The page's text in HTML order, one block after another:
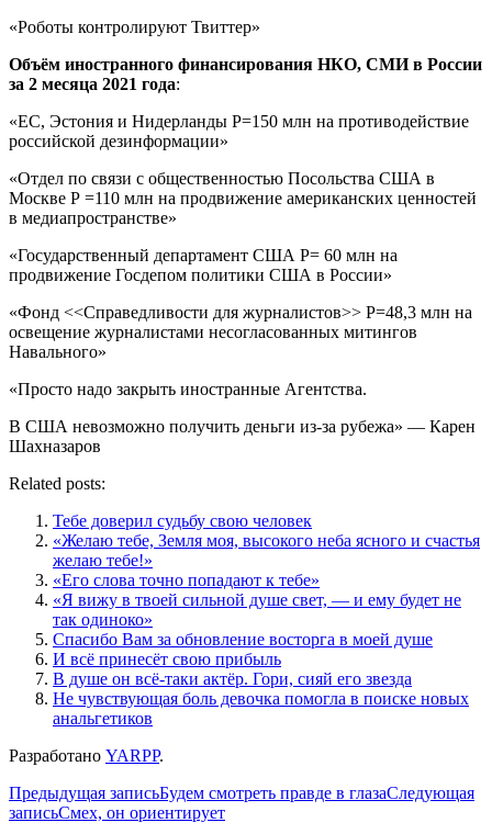
«Роботы контролируют Твиттер»
Объём иностранного финансирования НКО, СМИ в России
за 2 месяца 2021 года:
«ЕС, Эстония и Нидерланды Р=150 млн на противодействие
российской дезинформации»
«Отдел по связи с общественностью Посольства США в
Москве Р =110 млн на продвижение американских ценностей
в медиапространстве»
«Государственный департамент США Р= 60 млн на
продвижение Госдепом политики США в России»
«Фонд <<Справедливости для журналистов>> Р=48,3 млн на
освещение журналистами несогласованных митингов
Навального»
«Просто надо закрыть иностранные Агентства.
В США невозможно получить деньги из-за рубежа» — Карен
Шахназаров
Related posts:
Тебе доверил судьбу свою человек
«Желаю тебе, Земля моя, высокого неба ясного и счастья
желаю тебе!»
«Его слова точно попадают к тебе»
«Я вижу в твоей сильной душе свет, — и ему будет не
так одиноко»
Спасибо Вам за обновление восторга в моей душе
И всё принесёт свою прибыль
В душе он всё-таки актёр. Гори, сияй его звезда
Не чувствующая боль девочка помогла в поиске новых
анальгетиков
Разработано YARPP.
Навигация
по
Предыдущая записьБудем смотреть правде в глазаСледующая
записьСмех, он ориентирует